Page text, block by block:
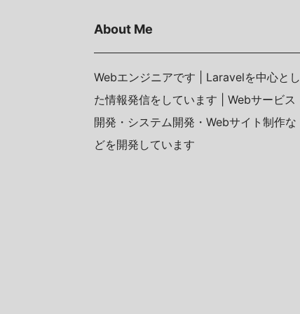
About Me
Webエンジニアです | Laravelを中心とし
た情報発信をしています | Webサービス
開発・システム開発・Webサイト制作な
どを開発しています